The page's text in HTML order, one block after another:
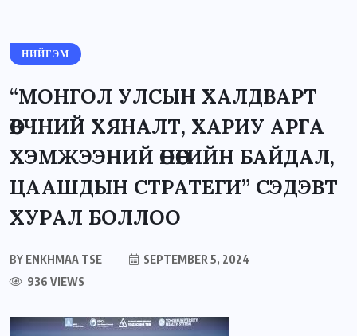
НИЙГЭМ
“МОНГОЛ УЛСЫН ХАЛДВАРТ
ӨВЧНИЙ ХЯНАЛТ, ХАРИУ АРГА
ХЭМЖЭЭНИЙ ӨНӨӨГИЙН БАЙДАЛ,
ЦААШДЫН СТРАТЕГИ” СЭДЭВТ
ХУРАЛ БОЛЛОО
BY ENKHMAA TSE
SEPTEMBER 5, 2024
936 VIEWS